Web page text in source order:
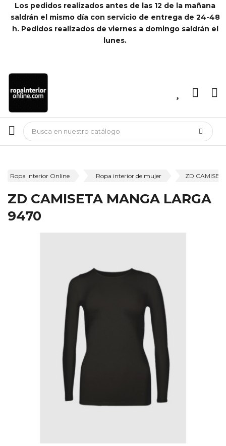
Los pedidos realizados antes de las 12 de la mañana
saldrán el mismo día con servicio de entrega de 24-48
h. Pedidos realizados de viernes a domingo saldrán el
lunes.
Ropa Interior Online Ropa interior de mujer ZD
ZD CAMISETA MANGA LARGA
9470